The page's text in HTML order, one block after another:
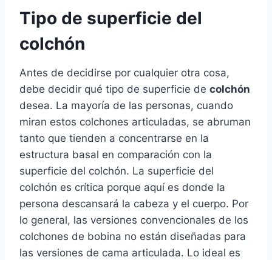
Tipo de superficie del
colchón
Antes de decidirse por cualquier otra cosa,
debe decidir qué tipo de superficie de colchón
desea. La mayoría de las personas, cuando
miran estos colchones articuladas, se abruman
tanto que tienden a concentrarse en la
estructura basal en comparación con la
superficie del colchón. La superficie del
colchón es crítica porque aquí es donde la
persona descansará la cabeza y el cuerpo. Por
lo general, las versiones convencionales de los
colchones de bobina no están diseñadas para
las versiones de cama articulada. Lo ideal es